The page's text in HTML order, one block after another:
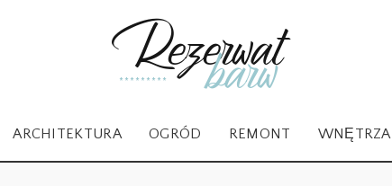
ARCHITEKTURA OGRÓD REMONT WNĘTRZA